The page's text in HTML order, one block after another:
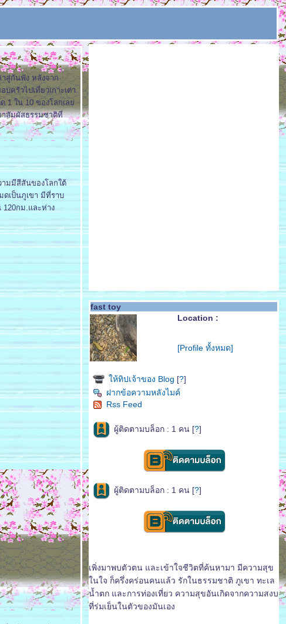
สู่กันฟัง หลังจาก
ครัวไปเที่ยวเกาะเต่า
ด 1 ใน 10 ของโลกเล
าสัมผัสธรรมชาติที่
ามมีสีสันของโลกใต้
ดเป็นภูเขา มีที่ราบ
120กม.และห่าง
fast toy
Location :
[Profile ทั้งหมด]
ห้ทิปเจ้าของ Blog [?]
ฝากข้อความหลังไมค์
Rss Feed
ผู้ติดตามบล็อก : 1 คน [?]
ผู้ติดตามบล็อก : 1 คน [?]
เพิ่งมาพบตัวตน และเข้าใจชีวิตที่ค้นหามา มีความสุข
นใจ ก็ครึ่งคร่อนคนแล้ว รักในธรรมชาติ ภูเขา ทะเล
น้ำตก และการท่องเที่ยว ความสุขอันเกิดจากความสงบ
ที่ร่มเย็นในตัวของมันเอง